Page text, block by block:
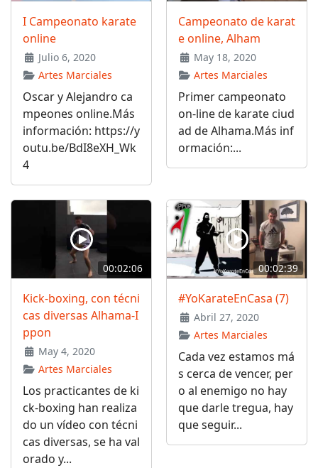
I Campeonato karate
online
Julio 6, 2020
Artes Marciales
Oscar y Alejandro ca
mpeones online.Más
información: https://y
outu.be/BdI8eXH_Wk
4
Campeonato de karat
e online, Alham
May 18, 2020
Artes Marciales
Primer campeonato
on-line de karate ciud
ad de Alhama.Más inf
ormación:...
00:02:06
Kick-boxing, con técni
cas diversas Alhama-I
ppon
May 4, 2020
Artes Marciales
Los practicantes de ki
ck-boxing han realiza
do un vídeo con técni
cas diversas, se ha val
orado y...
00:02:39
#YoKarateEnCasa (7)
Abril 27, 2020
Artes Marciales
Cada vez estamos má
s cerca de vencer, per
o al enemigo no hay
que darle tregua, hay
que seguir...